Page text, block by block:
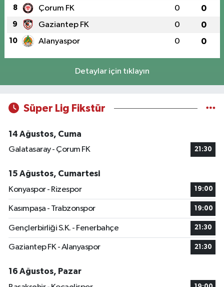
8 Çorum FK 0 0
9 Gaziantep FK 0 0
10 Alanyaspor 0 0
Detaylar için tıklayın
Süper Lig Fikstür
14 Ağustos, Cuma
Galatasaray - Çorum FK
21:30
15 Ağustos, Cumartesi
Konyaspor - Rizespor
19:00
Kasımpaşa - Trabzonspor 19:00
Gençlerbirliği S.K. - Fenerbahçe 21:30
Gaziantep FK - Alanyaspor 21:30
16 Ağustos, Pazar